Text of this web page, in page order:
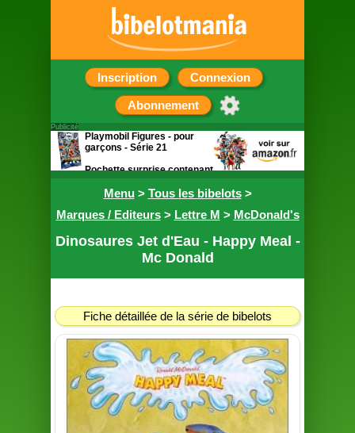
Inscription Connexion
Abonnement
Menu> Tous les bibelots>
Marques / Editeurs> Lettre M > McDonald's
Dinosaures Jet d'Eau - Happy Meal -
Mc Donald
Fiche détaillée de la série de bibelots
Publicité
Playmobil Figures - pour
garçons - Série 21
Pochette surprise contenant